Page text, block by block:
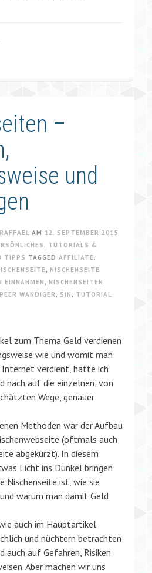
–
und
RAFFAEL AM 12. SEPTEMBER 2015
, TUTORIALS &
TIPPS TAGGED AFFILIATE ,
, NISCHENSEITE
EINNAHMEN , NISCHENSEITEN
PEER WANDIGER, SIN , TUTORIAL
zum Thema Geld verdienen
wie und womit man
Internet verdient, hatte ich
nach auf die einzelnen, von
Wege, genauer
Methoden war der Aufbau
(oftmals auch
abgekürzt). In diesem
Licht ins Dunkel bringen
Nischenseite ist, wie sie
warum man damit Geld
auch im Hauptartikel
und nüchtern betrachten
auch auf Gefahren, Risiken
Aber machen wir uns